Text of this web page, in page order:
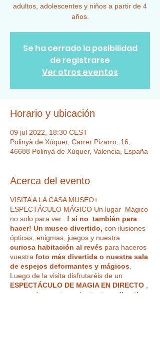
adultos, adolescentes y niños a partir de 4
años.
Se ha cerrado la posibilidad
de registrarse
Ver otros eventos
Horario y ubicación
09 jul 2022, 18:30 CEST
Polinyà de Xúquer, Carrer Pizarro, 16,
46688 Polinyà de Xúquer, Valencia, España
Acerca del evento
VISITA A LA CASA MUSEO+
ESPECTÁCULO MÁGICO Un lugar Mágico
no solo para ver... ! si no también para
hacer! Un museo divertido, con ilusiones
ópticas, enigmas, juegos y nuestra
curiosa habitación al revés para haceros
vuestra foto más divertida o nuestra sala
de espejos deformantes y mágicos
Luego de la visita disfrutaréis de un
ESPECTÁCULO DE MAGIA EN DIRECTO
en uno de nuestros microteatros,
divertivo